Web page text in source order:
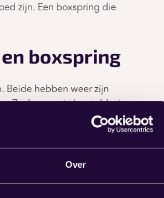
Over
zijn. Een boxspring die
boxspring
Beide hebben weer zijn
Zoals we net al vertelde, is
de matrasdrager en
van het bed. Hier komt nog
plaatst.